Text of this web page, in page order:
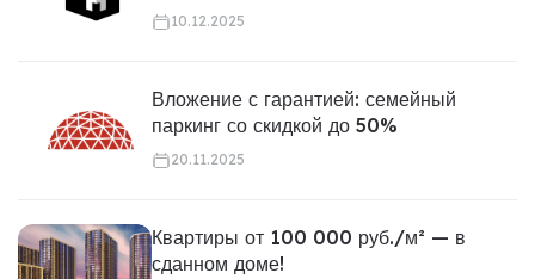
10.12.2025
Вложение с гарантией: семейный
паркинг со скидкой до 50%
20.11.2025
Квартиры от 100 000 руб./м² — в
сданном доме!